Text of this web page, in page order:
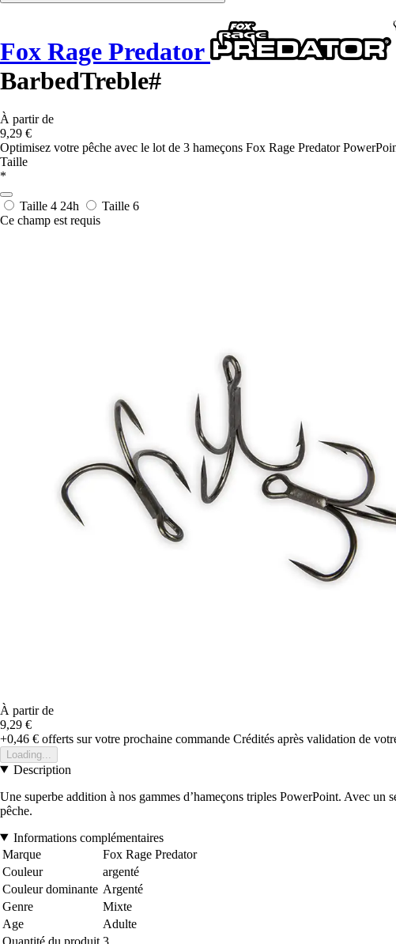
Fox Rage Predator
BarbedTreble#
À partir de
9,29 €
Optimisez votre pêche avec le lot de 3 hameçons Fox Rage Predator
Taille
*
Taille 4 24h
Taille 6
Ce champ est requis
À partir de
9,29 €
+0,46 € offerts sur votre prochaine commande Crédités après validation de
Loading...
Description
Une superbe addition à nos gammes d’hameçons triples PowerPoint. Avec
pêche.
Informations complémentaires
Marque
Fox Rage Predator
Couleur
argenté
Couleur dominante Argenté
Genre
Mixte
Age
Adulte
Quantité du produit 3